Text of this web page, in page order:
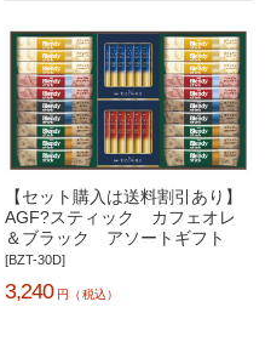
【セット購入は送料割引あり】
AGF?スティック カフェオレ
＆ブラック アソートギフト
[BZT-30D]
3,240 円（税込）